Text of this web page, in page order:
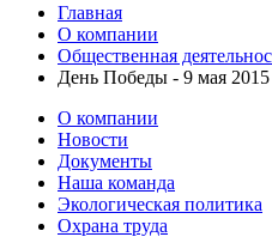
Главная
О компании
Общественная
День Победы - 9 мая 2015
О компании
Новости
Документы
Наша команда
Экологическая политика
Охрана труда